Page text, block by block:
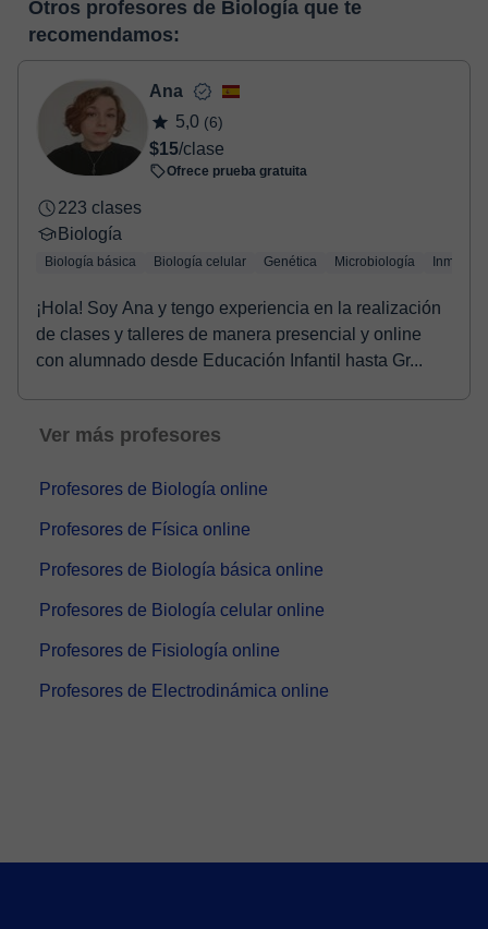
enlace puedes ver una demo del aula y conocerla:
virtual
horas, podrás realizar el pago mediante nuestro TPV virtual.
Tienes dos opciones para efectuar el pago:
- Tarjeta de crédito.
- Paypal.
Una vez realices el pago de la clase, recibirás un e-mail de
confirmación de la reserva.
Otros profesores de Biología que te
recomendamos:
Ana
5,0 (6)
$15/clase
Ofrece prueba gratuita
223 clases
Biología
Biología básica Biología celular Genética Microbiología
¡Hola! Soy Ana y tengo experiencia en la realización
de clases y talleres de manera presencial y online
con alumnado desde Educación Infantil hasta Gr...
Ver más profesores
Profesores de Biología online
Profesores de Física online
Profesores de Biología básica online
Profesores de Biología celular online
Profesores de Fisiología online
Profesores de Electrodinámica online